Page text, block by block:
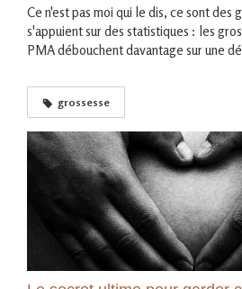
Ce n'est pas moi qui le dis, ce sont des
s'appuient sur des statistiques : les
PMA débouchent davantage sur une
grossesse